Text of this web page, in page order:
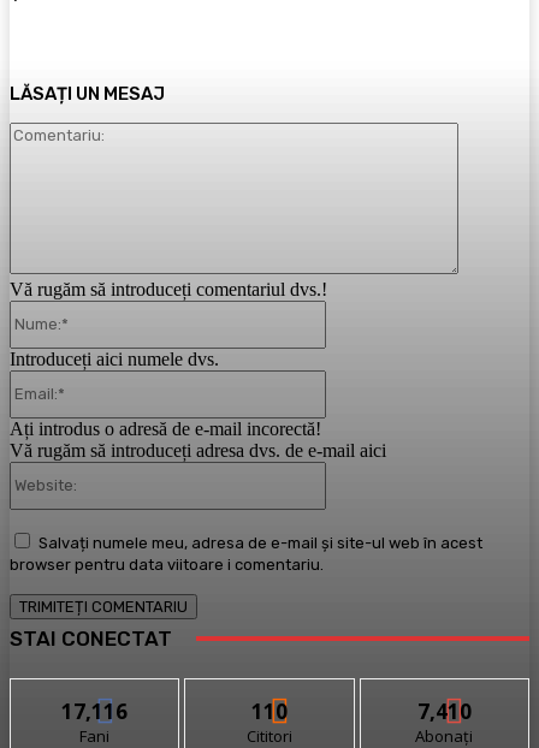
LĂSAȚI UN MESAJ
Vă rugăm să introduceți comentariul dvs.!
Introduceți aici numele dvs.
Ați introdus o adresă de e-mail incorectă!
Vă rugăm să introduceți adresa dvs. de e-mail aici
Salvați numele meu, adresa de e-mail și site-ul web în acest
browser pentru data viitoare i comentariu.
STAI CONECTAT
17,116
Fani
110
Cititori
7,410
Abonați